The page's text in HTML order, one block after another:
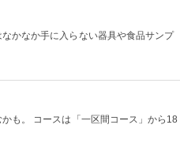
かなか手に入らない器具や食品サンプ
も。 コースは「一区間コース」から18